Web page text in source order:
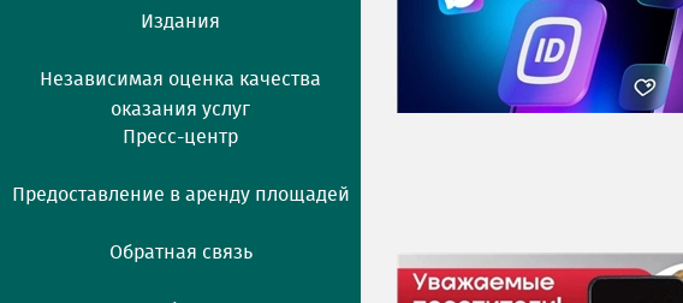
Издания
Независимая оценка качества
оказания услуг
Пресс-центр
Предоставление в аренду площадей
Обратная связь